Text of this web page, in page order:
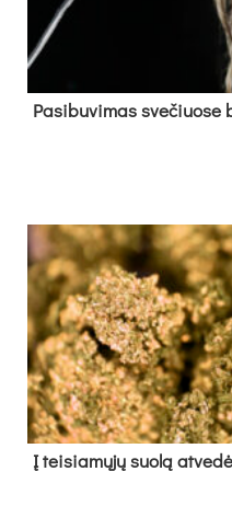
Pa­si­bu­vi­mas
Į tei­sia­mų­jų suo­lą